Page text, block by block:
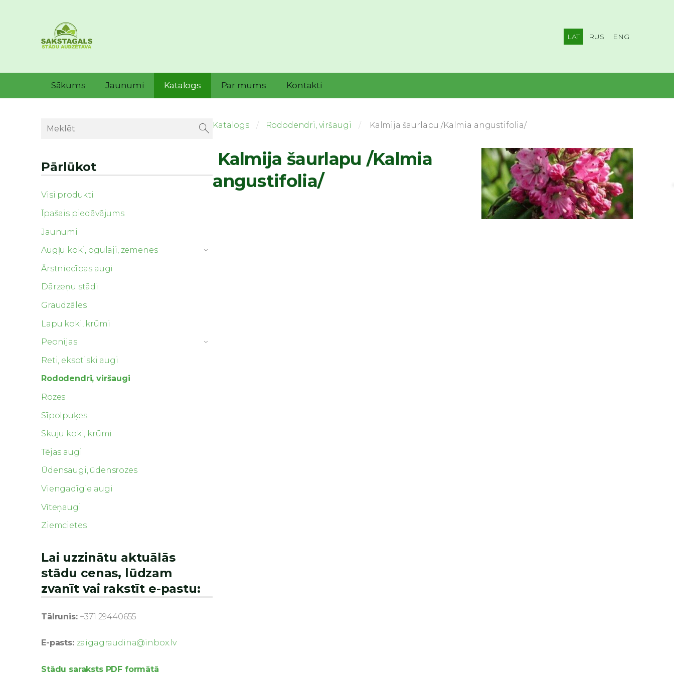
LAT RUS ENG
Sākums Jaunumi Katalogs Par mums Kontakti
Pārlūkot
Visi produkti
Īpašais piedāvājums
Jaunumi
Augļu koki, ogulāji, zemenes
›
Ārstniecības augi
Dārzeņu stādi
Graudzāles
Lapu koki, krūmi
Peonijas
›
Reti, eksotiski augi
Rododendri, viršaugi
Rozes
Sīpolpuķes
Skuju koki, krūmi
Tējas augi
Ūdensaugi, ūdensrozes
Viengadīgie augi
Vīteņaugi
Ziemcietes
Lai uzzinātu aktuālās
stādu cenas, lūdzam
zvanīt vai rakstīt e-pastu:
Tālrunis: +371 29440655
E-pasts: zaigagraudina@inbox.lv
Stādu saraksts PDF formātā
Katalogs Rododendri, viršaugi Kalmija šaurlapu /Kalmia angustifolia/
Kalmija šaurlapu /Kalmia
angustifolia/